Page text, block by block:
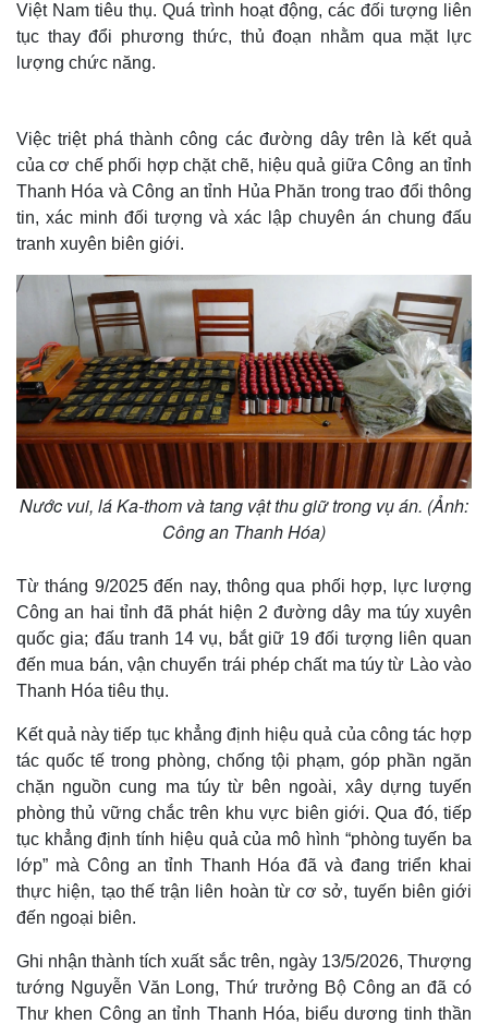
Thế giới
Quan sát
Hồ sơ
Multimedia
E-Magazine
Infographic
Việt Nam tiêu thụ. Quá trình hoạt động, các đối tượng liên
tục thay đổi phương thức, thủ đoạn nhằm qua mặt lực
lượng chức năng.
Việc triệt phá thành công các đường dây trên là kết quả
của cơ chế phối hợp chặt chẽ, hiệu quả giữa Công an tỉnh
Thanh Hóa và Công an tỉnh Hủa Phăn trong trao đổi thông
tin, xác minh đối tượng và xác lập chuyên án chung đấu
tranh xuyên biên giới.
Nước vui, lá Ka-thom và tang vật thu giữ trong vụ án. (Ảnh:
Công an Thanh Hóa)
Từ tháng 9/2025 đến nay, thông qua phối hợp, lực lượng
Công an hai tỉnh đã phát hiện 2 đường dây ma túy xuyên
quốc gia; đấu tranh 14 vụ, bắt giữ 19 đối tượng liên quan
đến mua bán, vận chuyển trái phép chất ma túy từ Lào vào
Thanh Hóa tiêu thụ.
Kết quả này tiếp tục khẳng định hiệu quả của công tác hợp
tác quốc tế trong phòng, chống tội phạm, góp phần ngăn
chặn nguồn cung ma túy từ bên ngoài, xây dựng tuyến
phòng thủ vững chắc trên khu vực biên giới. Qua đó, tiếp
tục khẳng định tính hiệu quả của mô hình “phòng tuyến ba
lớp” mà Công an tỉnh Thanh Hóa đã và đang triển khai
thực hiện, tạo thế trận liên hoàn từ cơ sở, tuyến biên giới
đến ngoại biên.
Ghi nhận thành tích xuất sắc trên, ngày 13/5/2026, Thượng
tướng Nguyễn Văn Long, Thứ trưởng Bộ Công an đã có
Thư khen Công an tỉnh Thanh Hóa, biểu dương tinh thần